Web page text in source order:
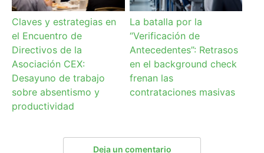
Claves y estrategias en
el Encuentro de
Directivos de la
Asociación CEX:
Desayuno de trabajo
sobre absentismo y
productividad
La batalla por la
“Verificación de
Antecedentes”: Retrasos
en el background check
frenan las
contrataciones masivas
Deja un comentario